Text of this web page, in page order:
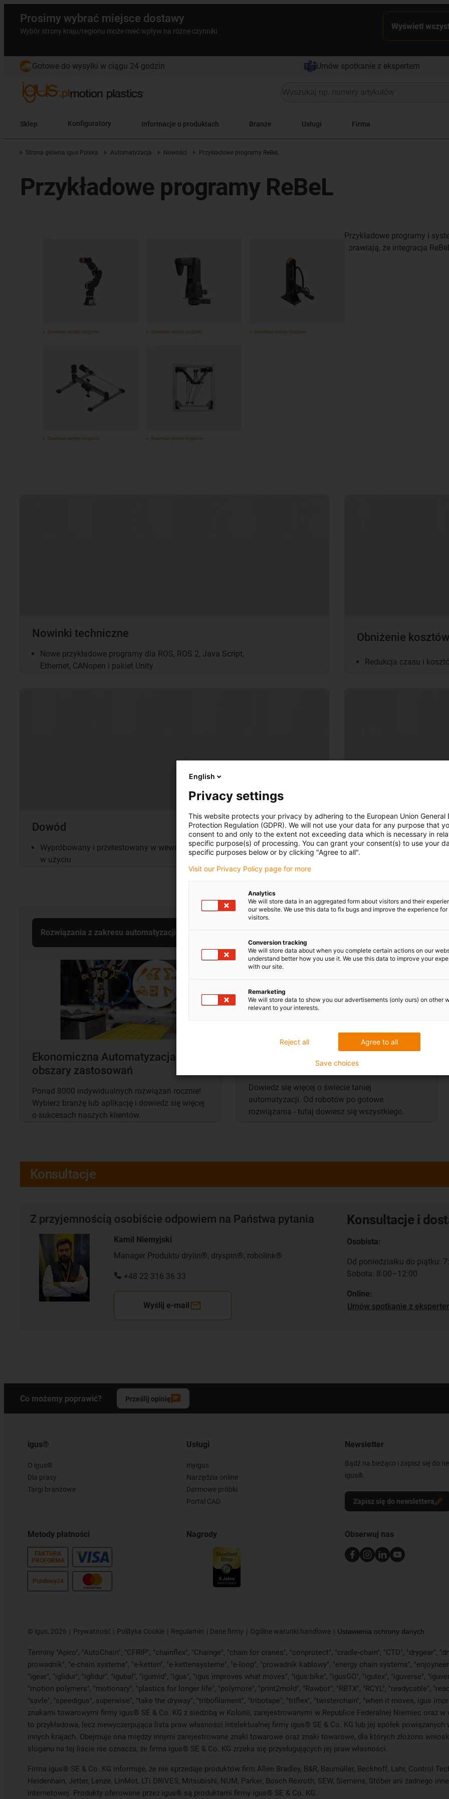
Prosimy wybrać miejsce dostawy
Wybór strony kraju/regionu może mieć wpływ na różne czynniki
Wyświetl
Gotowe do wysyłki w ciągu 24 godzin Umów spotkanie z ekspertem
Sklep Konfiguratory Informacje o produktach Branże Usługi Firma
Strona główna igus Polska Automatyzacja Nowości Przykładowe programy ReBeL
Przykładowe programy ReBeL
Przykładowe programy i
sprawiają, że integracja
Nowinki techniczne
Nowe przykładowe programy dla ROS, ROS 2, Java Script,
Ethernet, CANopen i pakiet Unity
Obniżenie kosztów
Redukcja czasu i
Dowód
Wypróbowany i przetestowany w wewnętrznym laboratorium testowym i już
w użyciu
Zrównoważony
Ekonomiczna Automatyzacja -
obszary zastosowań
Ponad 8000 indywidualnych rozwiązań rocznie!
Wybierz branżę lub aplikację i dowiedz się więcej
o sukcesach naszych klientów.
Rozwiązania z zakresu automatyzacji
Katalog LCA do pobrania
Dowiedz się więcej o świecie taniej
automatyzacji. Od robotów po gotowe
rozwiązania - tutaj dowiesz się wszystkiego.
Konsultacje
Z przyjemnością osobiście odpowiem na Państwa pytania
Kamil Niemyjski
Manager Produktu drylin®, dryspin®, robolink®
+48 22 316 36 33
Wyślij e-mail
Konsultacje i
Osobista:
Od poniedziałku do piątku:
Sobota: 8:00–12:00
Online:
Umów spotkanie z
Co możemy poprawić? Prześlij opinię
igus®
O igus®
Dla prasy
Targi branżowe
Metody płatności
FAKTURA
PROFORMA
Przelewy24
Usługi
myigus
Narzędzia online
Darmowe próbki
Portal CAD
Nagrody
Newsletter
Bądź na bieżąco i zapisz się do
igus®.
Zapisz się do newslettera
Obserwuj nas
© igus, 2026 Prywatność Polityka Cookie Regulamin Dane firmy Ogólne warunki handlowe Ustawienia ochrony danych
Terminy "Apiro", "AutoChain", "CFRIP", "chainflex", "Chainge", "chain for cranes", "conprotect", "cradle-chain", "CTD", "drygear",
prowadnik", "e-chain systems", "e-ketten", "e-kettensysteme", "e-loop", "prowadnik kablowy", "energy chain systems",
"igear", "iglidur", "iglidur", "igubal", "igumid", "igus", "igus improves what moves", "igus:bike", "igusGO", "igutex", "iguverse",
"motion polymers", "motionary", "plastics for longer life", "polymore", "print2mold", "Rawbot", "RBTX", "RCYL", "readycable",
"savfe", "speedigus", superwise", "take the dryway", "tribofilament", "tribotape", "triflex", "twisterchain", "when it moves, igus
znakami towarowymi firmy igus® SE & Co. KG z siedzibą w Kolonii, zarejestrowanymi w Republice Federalnej Niemiec oraz
to przykładowa, lecz niewyczerpująca lista praw własności intelektualnej firmy igus® SE & Co. KG lub jej spółek
innych krajach. Obejmuje ona między innymi zarejestrowane znaki towarowe oraz znaki towarowe, dla których złożono
sloganu na tej liście nie oznacza, że firma igus® SE & Co. KG zrzeka się przysługujących jej praw własności.
Firma igus® SE & Co. KG informuje, że nie sprzedaje produktów firm Allen Bradley, B&R, Baumüller, Beckhoff, Lahr, Control
Heidenhain, Jetter, Lenze, LinMot, LTi DRiVES, Mitsubishi, NUM, Parker, Bosch Rexroth, SEW, Siemens, Stöber ani żadnego
internetowej. Produkty oferowane przez igus® są produktami firmy igus® SE & Co. KG.
English
Privacy settings
This website protects your privacy by adhering to the European Union General
Protection Regulation (GDPR). We will not use your data for any purpose that
consent to and only to the extent not exceeding data which is necessary in
specific purpose(s) of processing. You can grant your consent(s) to use your
specific purposes below or by clicking "Agree to all".
Visit our Privacy Policy page for more
Analytics
We will store data in an aggregated form about visitors and their
our website. We use this data to fix bugs and improve the experience for
visitors.
Conversion tracking
We will store data about when you complete certain actions on our
understand better how you use it. We use this data to improve your
with our site.
Remarketing
We will store data to show you our advertisements (only ours) on other
relevant to your interests.
Agree to all
Reject all
Save choices